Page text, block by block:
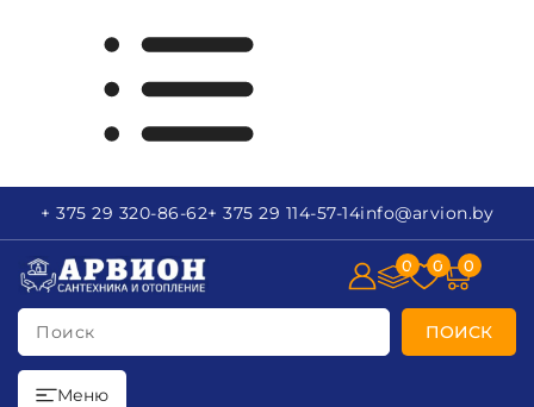
+ 375 29 320-86-62+ 375 29 114-57-14info@arvion.by
Поиск ПОИСК
0 0 0
Меню